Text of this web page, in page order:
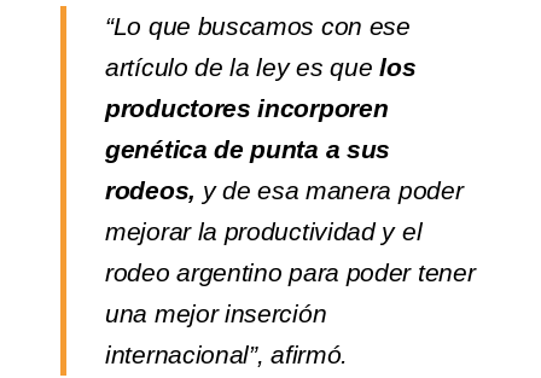
“Lo que buscamos con ese
artículo de la ley es que los
productores incorporen
genética de punta a sus
rodeos, y de esa manera poder
mejorar la productividad y el
rodeo argentino para poder tener
una mejor inserción
internacional”, afirmó.